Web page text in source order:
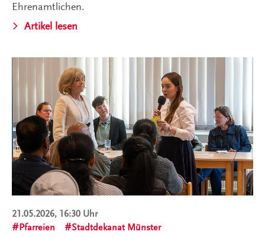
Ehrenamtlichen.
Artikel lesen
21.05.2026, 16:30 Uhr
Pfarreien
Stadtdekanat Münster